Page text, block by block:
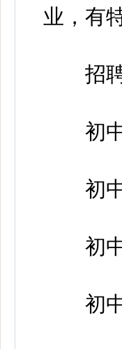
业，有
招聘
初中
初中
初中
初中